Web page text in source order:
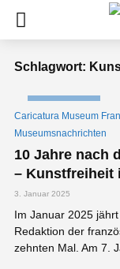
Schlagwort:
Caricatura Museum
Museumsnachrichten
10 Jahre nach
– Kunstfreiheit
3. Januar 2025
Im Januar 2025
Redaktion der
zehnten Mal. Am 7.